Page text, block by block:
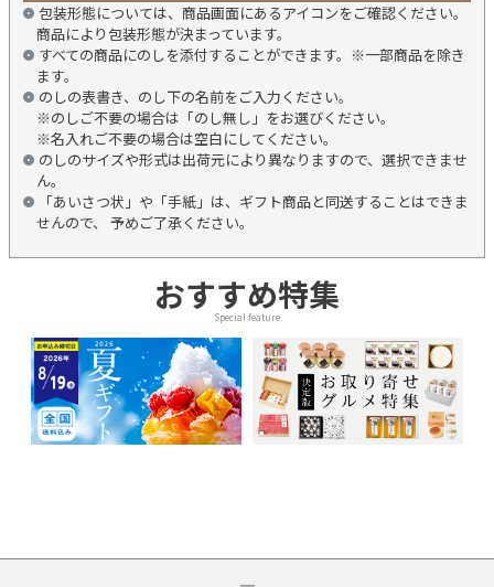
包装形態については、商品画面にあるアイコンをご確認ください。
商品により包装形態が決まっています。
すべての商品にのしを添付することができます。※一部商品を除き
ます。
のしの表書き、のし下の名前をご入力ください。
※のしご不要の場合は「のし無し」をお選びください。
※名入れご不要の場合は空白にしてください。
のしのサイズや形式は出荷元により異なりますので、選択できませ
ん。
「あいさつ状」や「手紙」は、ギフト商品と同送することはできま
せんので、 予めご了承ください。
おすすめ特集
Special feature